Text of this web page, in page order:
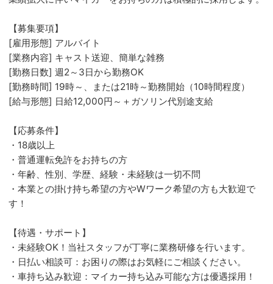
【募集要項】
[雇用形態] アルバイト
[業務内容] キャスト送迎、簡単な雑務
[勤務日数] 週2～3日から勤務OK
[勤務時間] 19時～、または21時～勤務開始（10時間程度）
[給与形態] 日給12,000円～＋ガソリン代別途支給
【応募条件】
・18歳以上
・普通運転免許をお持ちの方
・年齢、性別、学歴、経験・未経験は一切不問
・本業との掛け持ち希望の方やWワーク希望の方も大歓迎で
す！
【待遇・サポート】
・未経験OK！当社スタッフが丁寧に業務研修を行います。
・日払い相談可：お困りの際はお気軽にご相談ください。
・車持ち込み歓迎：マイカー持ち込み可能な方は優遇採用！